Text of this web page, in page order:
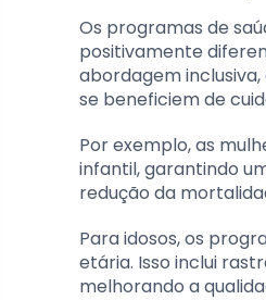
Os programas de
positivamente
abordagem
se beneficiem de
Por exemplo, as
infantil, garantindo
redução da
Para idosos, os
etária. Isso inclui
melhorando a